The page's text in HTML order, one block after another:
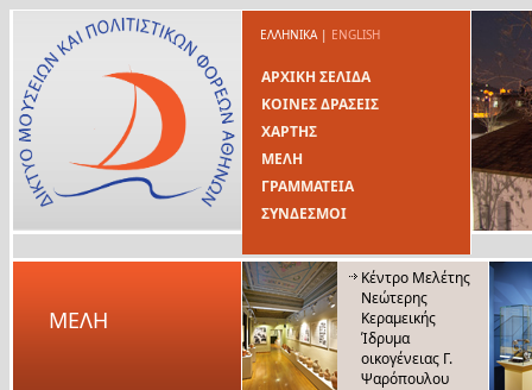
ΕΛΛΗΝΙΚΑ| ENGLISH
ΑΡΧΙΚΗ ΣΕΛΙΔΑ
ΚΟΙΝΕΣ ΔΡΑΣΕΙΣ
ΧΑΡΤΗΣ
ΜΕΛΗ
ΓΡΑΜΜΑΤΕΙΑ
ΣΥΝΔΕΣΜΟΙ
ΜΕΛΗ
Κέντρο Μελέτης
Νεώτερης
Κεραμεικής
Ίδρυμα
οικογένειας Γ.
Ψαρόπουλου